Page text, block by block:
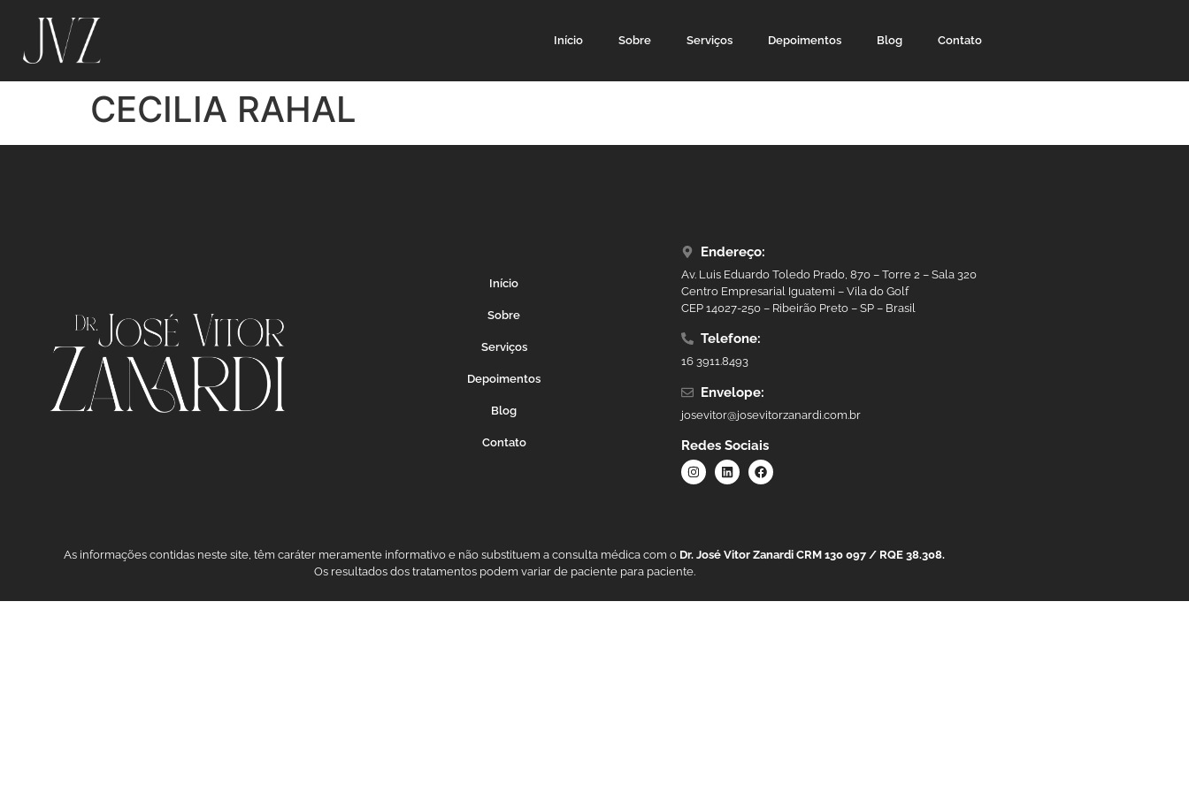
Início Sobre Serviços Depoimentos Blog Contato
CECILIA RAHAL
Início
Sobre
Serviços
Depoimentos
Blog
Contato
Endereço:
Av. Luis Eduardo Toledo Prado, 870 – Torre 2 – Sala 320
Centro Empresarial Iguatemi – Vila do Golf
CEP 14027-250 – Ribeirão Preto – SP – Brasil
Telefone:
16 3911.8493
Envelope:
josevitor@josevitorzanardi.com.br
Redes Sociais
As informações contidas neste site, têm caráter meramente informativo e não substituem a consulta médica com o Dr. José Vitor Zanardi CRM 130 097 / RQE 38.308.
Os resultados dos tratamentos podem variar de paciente para paciente.